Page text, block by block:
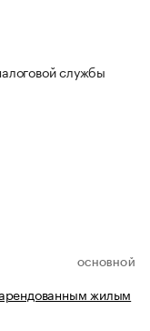
службы
ОСНОВНОЙ
жилым